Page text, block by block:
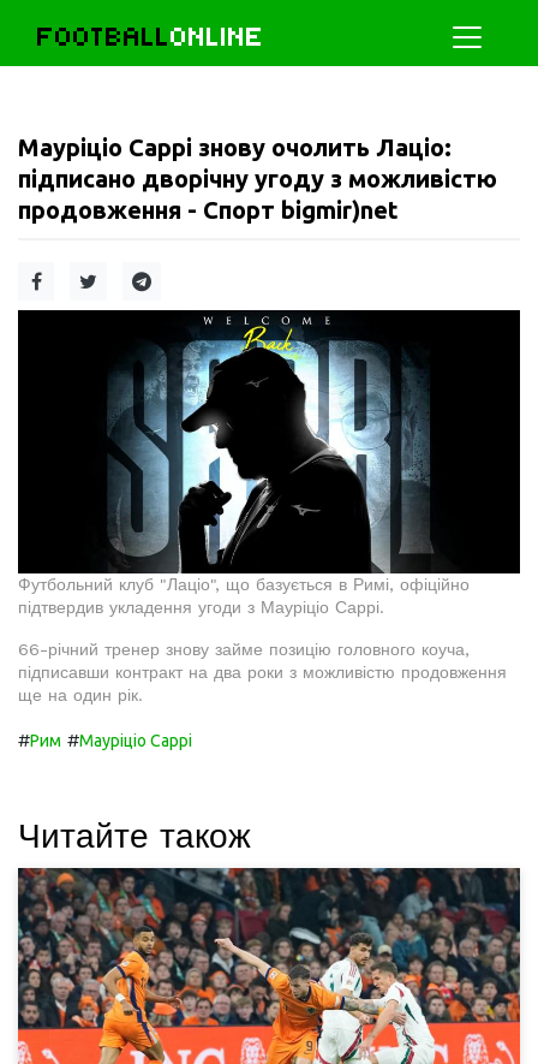
FOOTBALLONLINE
Мауріціо Саррі знову очолить Лаціо:
підписано дворічну угоду з можливістю
продовження - Спорт bigmir)net
Футбольний клуб "Лаціо", що базується в Римі, офіційно
підтвердив укладення угоди з Мауріціо Саррі.
66-річний тренер знову займе позицію головного коуча,
підписавши контракт на два роки з можливістю продовження
ще на один рік.
#Рим #Мауріціо Саррі
Читайте також